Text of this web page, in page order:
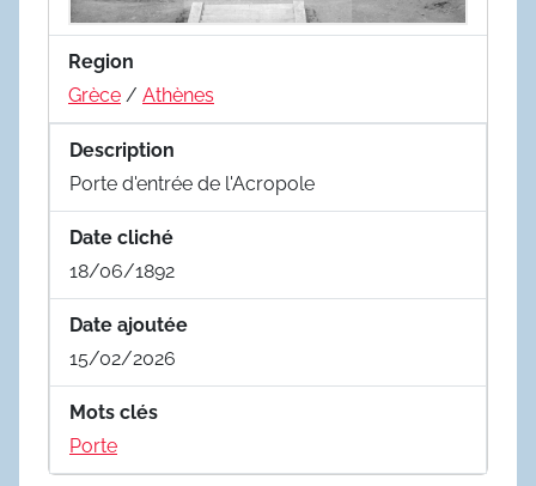
Region
Grèce / Athènes
Description
Porte d'entrée de l'Acropole
Date cliché
18/06/1892
Date ajoutée
15/02/2026
Mots clés
Porte